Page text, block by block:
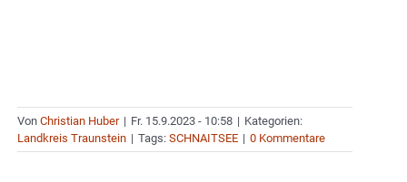
Von Christian Huber | Fr. 15.9.2023 - 10:58 | Kategorien:
Landkreis Traunstein | Tags: SCHNAITSEE | 0 Kommentare